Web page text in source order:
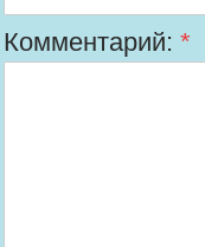
Комментарий: *